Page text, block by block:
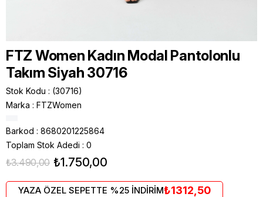
FTZ Women Kadın Modal Pantolonlu
Takım Siyah 30716
Stok Kodu
(30716)
Marka : FTZWomen
Barkod : 8680201225864
Toplam Stok Adedi : 0
₺3.490,00 ₺1.750,00
YAZA ÖZEL SEPETTE %25 İNDİRİM₺1312,50